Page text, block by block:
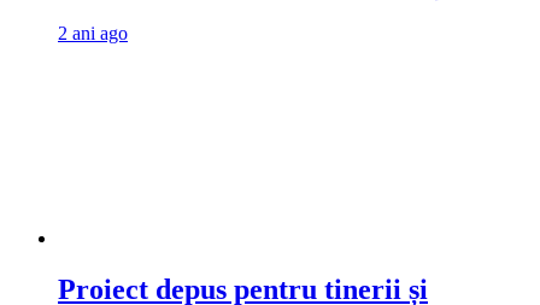
2 ani ago
Proiect depus pentru tinerii și